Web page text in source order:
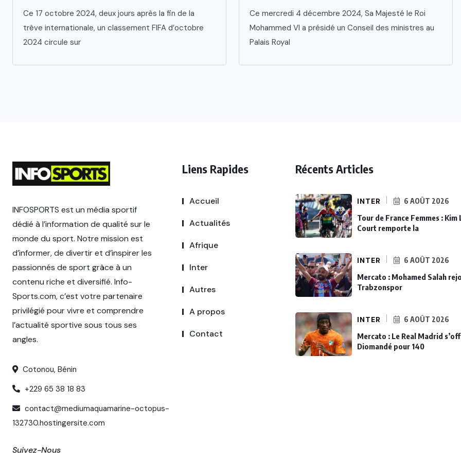
Ce 17 octobre 2024, deux jours après la fin de la
trêve internationale, un classement FIFA d’octobre
2024 circule sur
Ce mercredi 4 décembre 2024, Sa Majesté le Roi
Mohammed VI a présidé un Conseil des ministres au
Palais Royal
INFOSPORTS est un média sportif
dédié à l’information de qualité sur le
monde du sport. Notre mission est
d’informer, de divertir et d’inspirer les
passionnés de sport grâce à un
contenu riche et diversifié. Info-
Sports.com, c’est votre partenaire
privilégié pour vivre et comprendre
l’actualité sportive sous tous ses
angles.
Cotonou, Bénin
+229 65 38 18 83
contact@mediumaquamarine-octopus-
132730.hostingersite.com
Suivez-Nous
Liens Rapides
Accueil
Actualités
Afrique
Inter
Autres
A propos
Contact
Récents Articles
INTER 6 AOÛT 2026
Tour de France Femmes : Kim
Court remporte la
INTER 6 AOÛT 2026
Mercato : Mohamed Salah
Trabzonspor
INTER 6 AOÛT 2026
Mercato : Le Real Madrid
Diomandé pour 140